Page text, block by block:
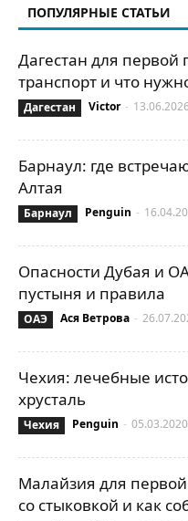
ПОПУЛЯРНЫЕ СТАТЬИ
Дагестан для первой
транспорт и что
Дагестан Victor - 13.06.2026
Барнаул: где
Алтая
Барнаул Penguin -
Опасности Дубая и
пустыня и правила
ОАЭ Ася Ветрова -
Чехия: лечебные
хрусталь
Чехия Penguin - 05.03.2020
Малайзия для
со стыковкой и как